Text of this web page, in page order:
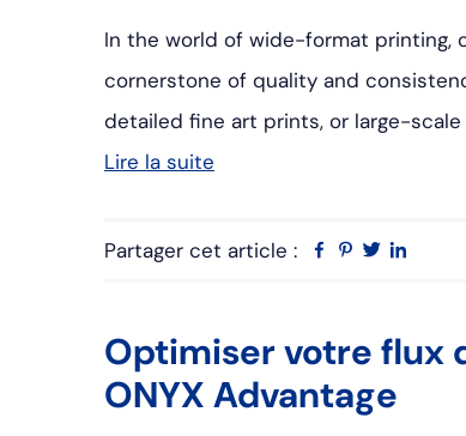
In the world of wide-format printing,
cornerstone of quality and
detailed fine art prints, or large-scale
Lire la suite
Partager cet article : Facebook
Pinterest
Twitter
Optimiser votre flux
ONYX Advantage